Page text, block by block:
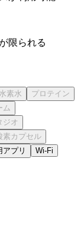
限られる
アプリ
Wi-Fi